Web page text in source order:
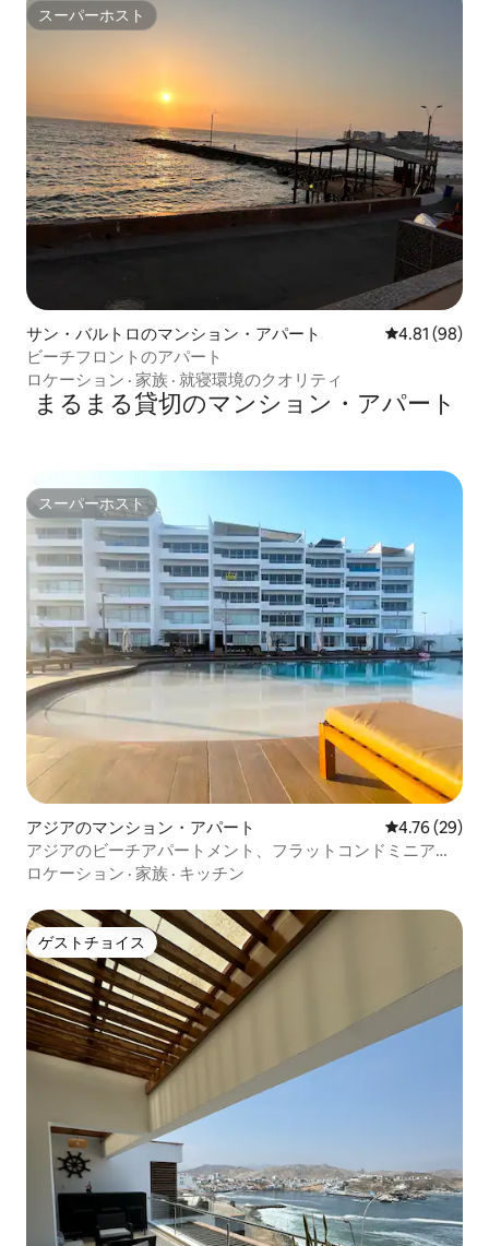
スーパーホスト
スーパーホスト
サン・バルトロのマンション・アパート レビュー98
4.81 (98)
ビーチフロントのアパート
ロケーション · 家族 · 就寝環境のクオリティ
まるまる貸切のマンション・アパート
スーパーホスト
スーパーホスト
アジアのマンション・アパート レビュー29
4.76 (29)
アジアのビーチアパートメント、フラットコンドミニアム
NuevaAsia
ロケーション · 家族 · キッチン
ゲストチョイス
ゲストチョイス